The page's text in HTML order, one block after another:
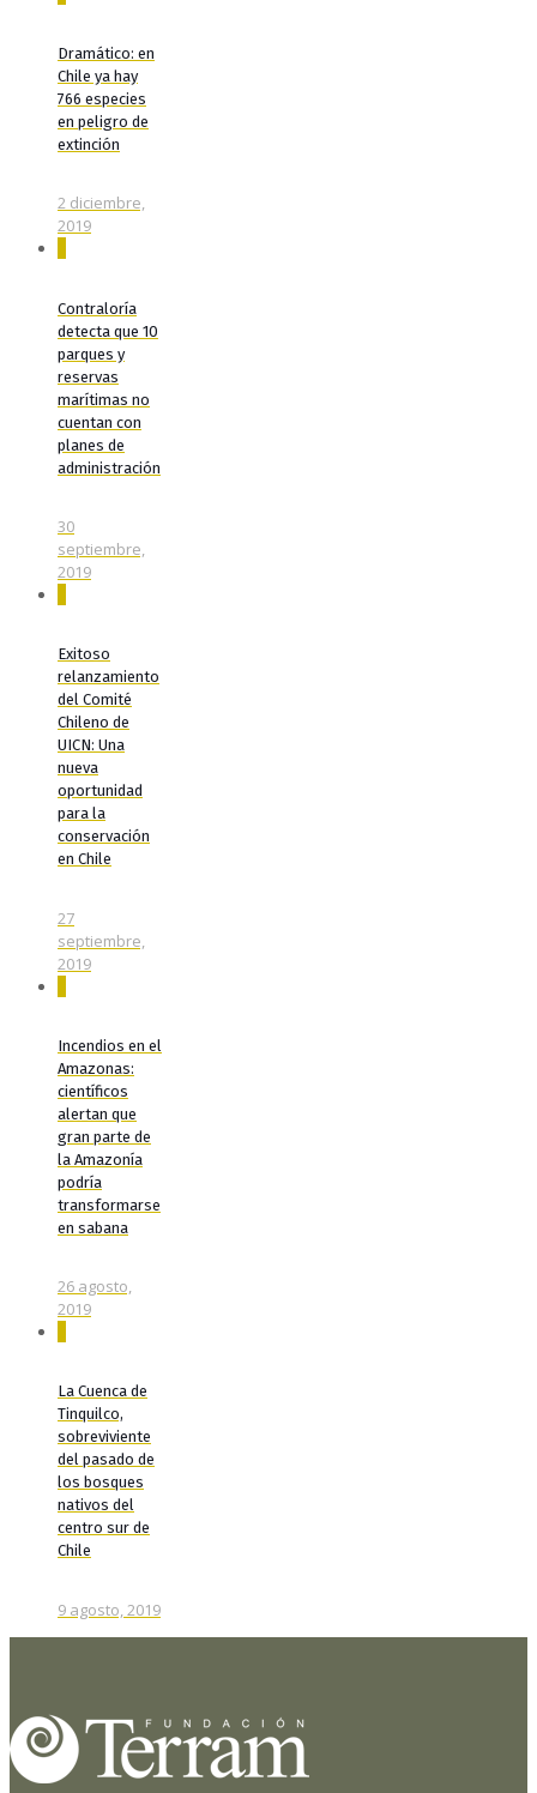
Dramático: en
Chile ya hay
766 especies
en peligro de
extinción
2 diciembre,
2019
Contraloría
detecta que 10
parques y
reservas
marítimas no
cuentan con
planes de
administración
30
septiembre,
2019
Exitoso
relanzamiento
del Comité
Chileno de
UICN: Una
nueva
oportunidad
para la
conservación
en Chile
27
septiembre,
2019
Incendios en el
Amazonas:
científicos
alertan que
gran parte de
la Amazonía
podría
transformarse
en sabana
26 agosto,
2019
La Cuenca de
Tinquilco,
sobreviviente
del pasado de
los bosques
nativos del
centro sur de
Chile
9 agosto, 2019